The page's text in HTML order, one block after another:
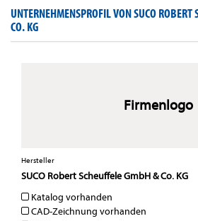
UNTERNEHMENSPROFIL VON SUCO ROBERT
CO. KG
Firmenlogo
Hersteller
SUCO Robert Scheuffele GmbH & Co. KG
Katalog vorhanden
CAD-Zeichnung vorhanden